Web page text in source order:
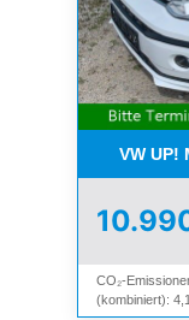
VW UP!
CO₂-
(kombiniert):